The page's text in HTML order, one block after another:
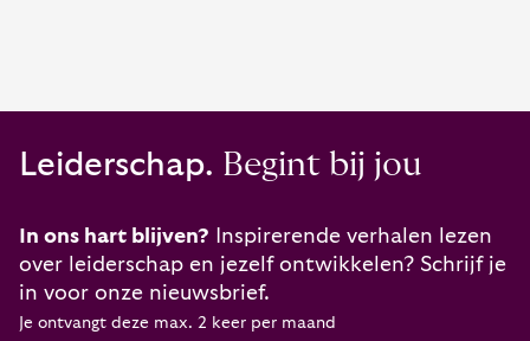
Leiderschap. Begint bij jou
In ons hart blijven? Inspirerende verhalen lezen
over leiderschap en jezelf ontwikkelen? Schrijf je
in voor onze nieuwsbrief.
Je ontvangt deze max. 2 keer per maand